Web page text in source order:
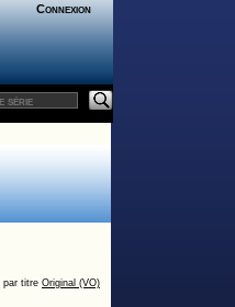
Connexion
par titre Original (VO)